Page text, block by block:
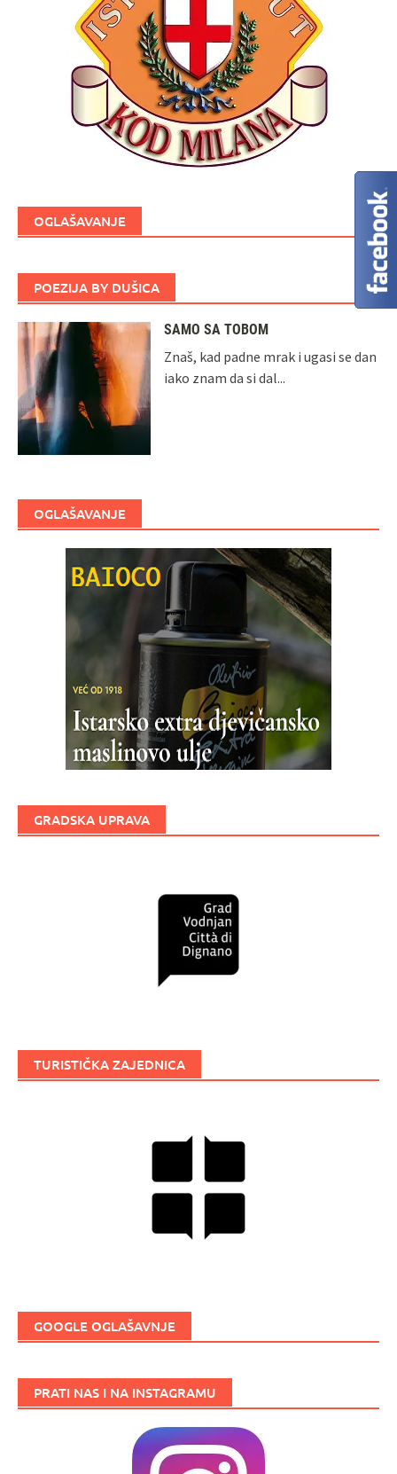
OGLAŠAVANJE
POEZIJA BY DUŠICA
SAMO SA TOBOM
Znaš, kad padne mrak i ugasi se dan
iako znam da si dal...
OGLAŠAVANJE
GRADSKA UPRAVA
TURISTIČKA ZAJEDNICA
GOOGLE OGLAŠAVNJE
PRATI NAS I NA INSTAGRAMU